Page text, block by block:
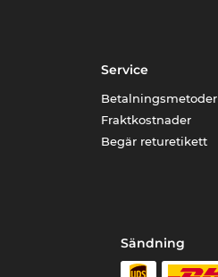
Service
Betalningsmetoder
Fraktkostnader
Begär returetikett
Sändning